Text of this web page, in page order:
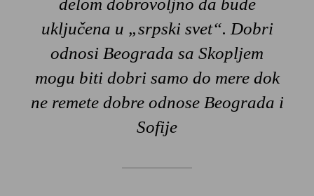
uključena u „srpski svet“. Dobri
odnosi Beograda sa Skopljem
mogu biti dobri samo do mere dok
ne remete dobre odnose Beograda i
Sofije